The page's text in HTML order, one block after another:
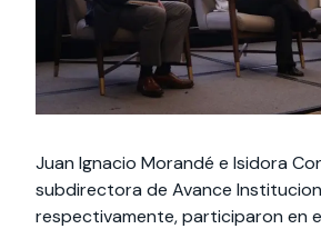
Juan Ignacio Morandé e Isidora
subdirectora de Avance
respectivamente, participaron en